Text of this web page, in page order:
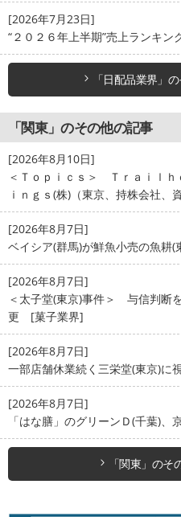
[2026年7月23日]
“２０２６年上半期”売上ランキン
「日配品業界」
「関東」のその他の記事
[2026年8月10日]
＜Ｔｏｐｉｃｓ＞ Ｔｒａｉｌｈ
ｉｎｇｓ(株)（東京、持株会社、
[2026年8月7日]
ベイシア(群馬)が鮮魚小売の魚
[2026年8月7日]
＜太子堂(東京)事件＞ 与信判断
更 [菓子業界]
[2026年8月7日]
一部店舗休業続く三栄堂(東京)
[2026年8月7日]
「はな膳」のグリーンＤ(千葉)
「関東」のそ